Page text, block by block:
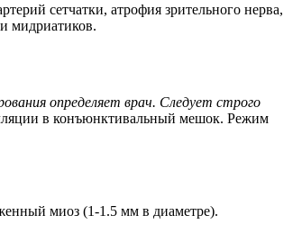
сетчатки, атрофия зрительного нерва,
мидриатиков.
определяет врач. Следует строго
в конъюнктивальный мешок. Режим
миоз (1-1.5 мм в диаметре).